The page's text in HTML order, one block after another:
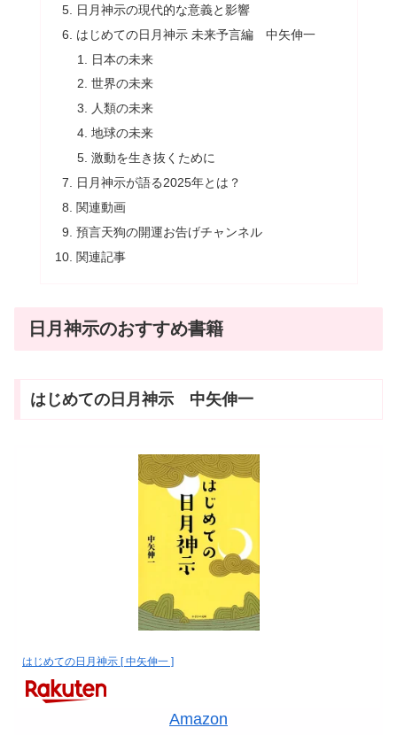
日月神示の現代的な意義と影響
はじめての日月神示 未来予言編 中矢伸一
日本の未来
世界の未来
人類の未来
地球の未来
激動を生き抜くために
日月神示が語る2025年とは？
関連動画
預言天狗の開運お告げチャンネル
関連記事
日月神示のおすすめ書籍
はじめての日月神示 中矢伸一
はじめての日月神示 [ 中矢伸一 ]
Amazon